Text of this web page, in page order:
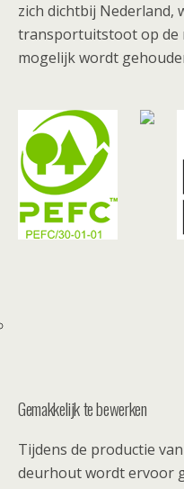
zich dichtbij Nederland,
transportuitstoot op de
mogelijk wordt
Gemakkelijk te bewerken
Tijdens de productie
deurhout wordt ervoor